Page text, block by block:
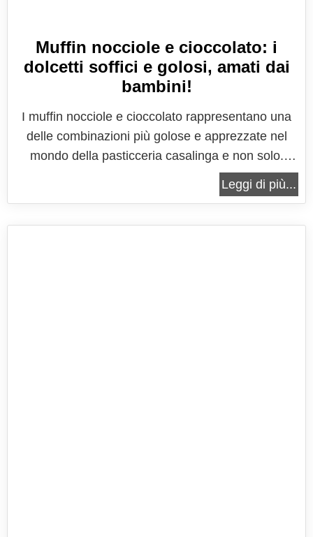
Muffin nocciole e cioccolato: i
dolcetti soffici e golosi, amati dai
bambini!
I muffin nocciole e cioccolato rappresentano una
delle combinazioni più golose e apprezzate nel
mondo della pasticceria casalinga e non solo.
Questi dolcetti, soffici e profumati, uniscono la
rotondità e il sapore intenso delle nocciole con la
Leggi di più...